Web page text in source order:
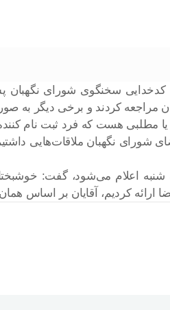
کدخدایی سخنگوی شورای
یا مطلبی هست که فرد ثبت نام
شورای نگهبان ملاقات‌هایی
اعلام می‌شود، گفت:
ارائه کردیم، آقایان بر اساس